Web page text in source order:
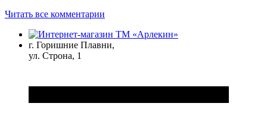
Читать все комментарии
г. Горишние Плавни,
ул. Строна, 1